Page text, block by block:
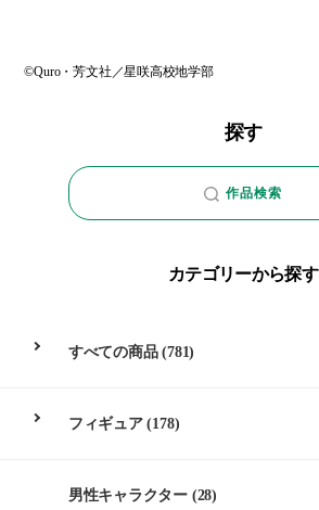
©Quro・芳文社／星咲高校地学部
探す
作品検索
カテゴリーから探す
すべての商品(781)
フィギュア(178)
男性キャラクター (28)